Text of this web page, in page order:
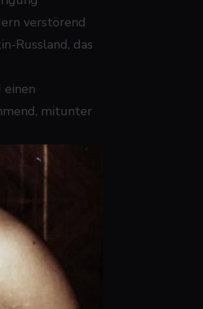
verstörend
Russland, das
mitunter